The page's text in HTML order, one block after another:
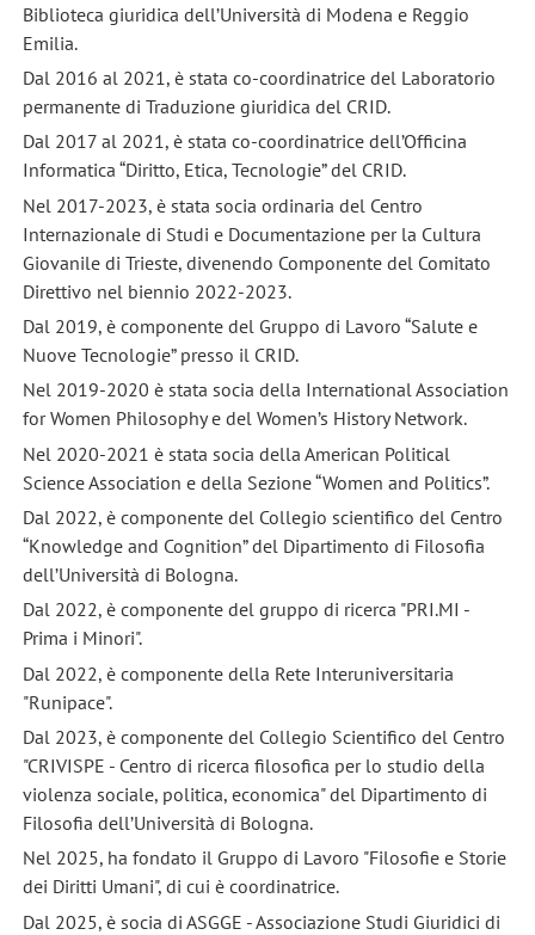
Biblioteca giuridica dell’Università di Modena e Reggio
Emilia.
Dal 2016 al 2021, è stata co-coordinatrice del Laboratorio
permanente di Traduzione giuridica del CRID.
Dal 2017 al 2021, è stata co-coordinatrice dell’Officina
Informatica “Diritto, Etica, Tecnologie” del CRID.
Nel 2017-2023, è stata socia ordinaria del Centro
Internazionale di Studi e Documentazione per la Cultura
Giovanile di Trieste, divenendo Componente del Comitato
Direttivo nel biennio 2022-2023.
Dal 2019, è componente del Gruppo di Lavoro “Salute e
Nuove Tecnologie” presso il CRID.
Nel 2019-2020 è stata socia della International Association
for Women Philosophy e del Women’s History Network.
Nel 2020-2021 è stata socia della American Political
Science Association e della Sezione “Women and Politics”.
Dal 2022, è componente del Collegio scientifico del Centro
“Knowledge and Cognition” del Dipartimento di Filosofia
dell’Università di Bologna.
Dal 2022, è componente del gruppo di ricerca "PRI.MI -
Prima i Minori".
Dal 2022, è componente della Rete Interuniversitaria
"Runipace".
Dal 2023, è componente del Collegio Scientifico del Centro
"CRIVISPE - Centro di ricerca filosofica per lo studio della
violenza sociale, politica, economica" del Dipartimento di
Filosofia dell’Università di Bologna.
Nel 2025, ha fondato il Gruppo di Lavoro "Filosofie e Storie
dei Diritti Umani", di cui è coordinatrice.
Dal 2025, è socia di ASGGE - Associazione Studi Giuridici di